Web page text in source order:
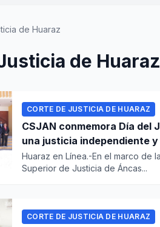
de Huaraz
de Huaraz
CORTE DE JUSTICIA DE HUARAZ
CSJAN conmemora Día del
una justicia independiente
Huaraz en Línea.-En el marco de
Superior de Justicia de Áncas...
CORTE DE JUSTICIA DE HUARAZ